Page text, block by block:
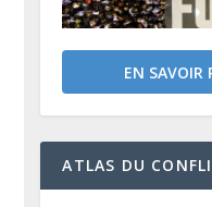
EN SAVOIR
ATLAS DU